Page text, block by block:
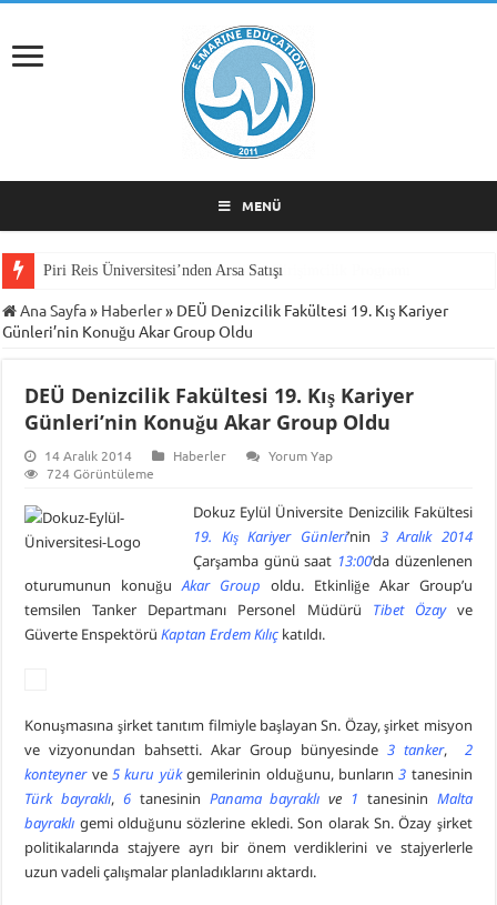
MENÜ
Piri Reis Üniversitesi’nden Arsa Satışı
Ana Sayfa» Haberler» DEÜ Denizcilik Fakültesi 19. Kış Kariyer
Günleri’nin Konuğu Akar Group Oldu
DEÜ Denizcilik Fakültesi 19. Kış Kariyer
Günleri’nin Konuğu Akar Group Oldu
14 Aralık 2014 Haberler
Yorum Yap
724 Görüntüleme
Dokuz Eylül Üniversite Denizcilik Fakültesi
19. Kış Kariyer Günleri’nin 3 Aralık 2014
Çarşamba günü saat 13:00’da düzenlenen
oturumunun konuğuAkar Group oldu. Etkinliğe Akar Group’u
temsilen Tanker Departmanı Personel Müdürü Tibet Özayve
Güverte EnspektörüKaptan Erdem Kılıç katıldı.
Konuşmasına şirket tanıtım filmiyle başlayan Sn. Özay, şirket misyon
ve vizyonundan bahsetti. Akar Group bünyesinde 3 tanker, 2
konteynerve5 kuru yükgemilerinin olduğunu, bunların3 tanesinin
Türk bayraklı, 6tanesinin Panama bayraklı ve 1 tanesinin Malta
bayraklı gemi olduğunu sözlerine ekledi. Son olarak Sn. Özay şirket
politikalarında stajyere ayrı bir önem verdiklerini ve stajyerlerle
uzun vadeli çalışmalar planladıklarını aktardı.